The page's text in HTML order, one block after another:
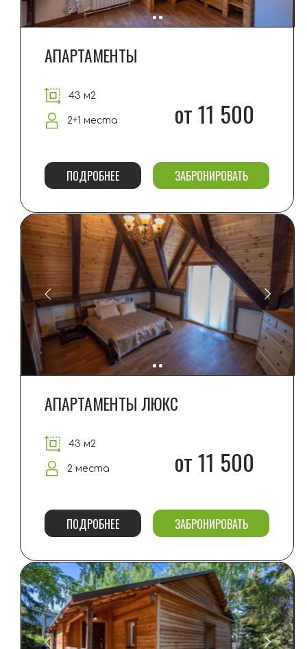
от 11 500
2 места
43 м2
ЗАБРОНИРОВАТЬ
ПОДРОБНЕЕ
АПАРТАМЕНТЫ ЛЮКС
от 11 500
2+2 места
ЗАБРОНИРОВАТЬ
ПОДРОБНЕЕ
ЗИМОВКА